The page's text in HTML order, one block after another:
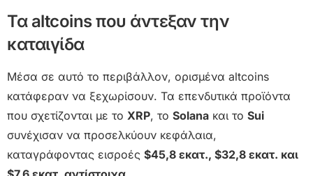
Τα altcoins που άντεξαν την
καταιγίδα
Μέσα σε αυτό το περιβάλλον, ορισμένα altcoins
κατάφεραν να ξεχωρίσουν. Τα επενδυτικά προϊόντα
που σχετίζονται με το XRP, το Solana και το Sui
συνέχισαν να προσελκύουν κεφάλαια,
καταγράφοντας εισροές $45,8 εκατ., $32,8 εκατ. και